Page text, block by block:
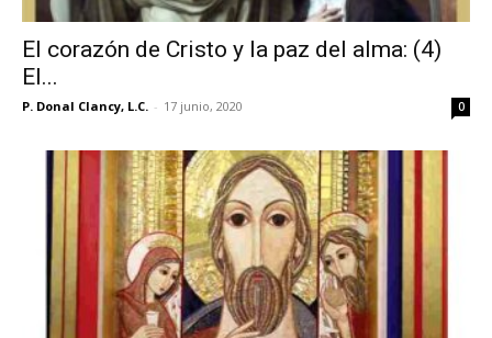
El corazón de Cristo y la paz del alma: (4)
El...
P. Donal Clancy, L.C. - 17 junio, 2020 0